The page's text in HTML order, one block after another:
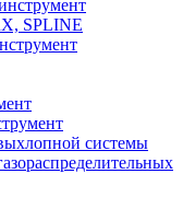
SPLINE
системы